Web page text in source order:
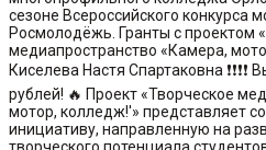
сезоне Всероссийского конкурса
Росмолодёжь. Гранты с проектом
медиапространство «Камера,
Киселева Настя Спартаковна
рублей! 🔥 Проект «Творческое
мотор, колледж!'» представляет
инициативу, направленную на